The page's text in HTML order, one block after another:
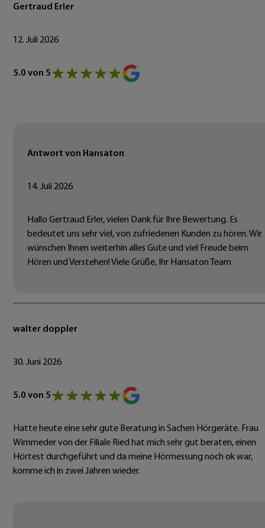
Gertraud Erler
12. Juli 2026
5.0 von 5
Antwort von Hansaton
14. Juli 2026
Hallo Gertraud Erler, vielen Dank für Ihre Bewertung. Es
bedeutet uns sehr viel, von zufriedenen Kunden zu hören. Wir
wünschen Ihnen weiterhin alles Gute und viel Freude beim
Hören und Verstehen! Viele Grüße, Ihr Hansaton Team
walter doppler
30. Juni 2026
5.0 von 5
Hatte heute eine sehr gute Beratung in Sachen Hörgeräte. Frau
Wimmeder von der Filiale Ried hat mich sehr gut beraten, einen
Hörtest durchgeführt und da meine Hörmessung noch ok war,
komme ich in zwei Jahren wieder.